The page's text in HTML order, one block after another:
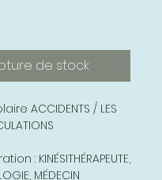
de stock
ACCIDENTS / LES
: KINÉSITHÉRAPEUTE,
MÉDECIN